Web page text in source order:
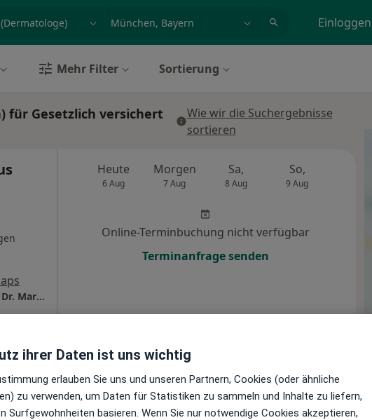
Einloggen
Mehr Filter Sortierung
für Gesetzlich versichert
Wie wir die Suchergebnisse
sortieren
Dermatologie München Schwabing Prof. Dr. Dr. Markus Reinholz Facharzt für Dermatologie
Heute
6 Aug
Morgen
7 Aug
Sa,
8 Aug
So,
9 Aug
Online-Terminbuchung nicht verfügbar
Terminanfrage senden
Heute
6 Aug
Morgen
7 Aug
Sa,
8 Aug
So,
9 Aug 10 Aug
ihrer Daten ist uns wichtig
erlauben Sie uns und unseren Partnern, Cookies (oder ähnliche
zu verwenden, um Daten für Statistiken zu sammeln und Inhalte zu liefern,
Surfgewohnheiten basieren. Wenn Sie nur notwendige Cookies akzeptieren,